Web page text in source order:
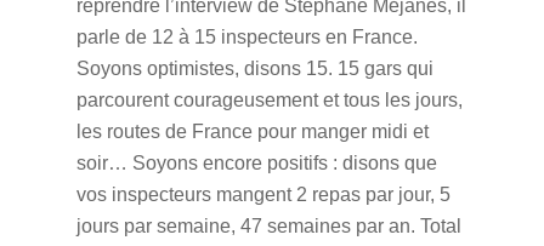
reprendre l’interview de Stéphane Méjanès, il
parle de 12 à 15 inspecteurs en France.
Soyons optimistes, disons 15. 15 gars qui
parcourent courageusement et tous les jours,
les routes de France pour manger midi et
soir… Soyons encore positifs : disons que
vos inspecteurs mangent 2 repas par jour, 5
jours par semaine, 47 semaines par an. Total